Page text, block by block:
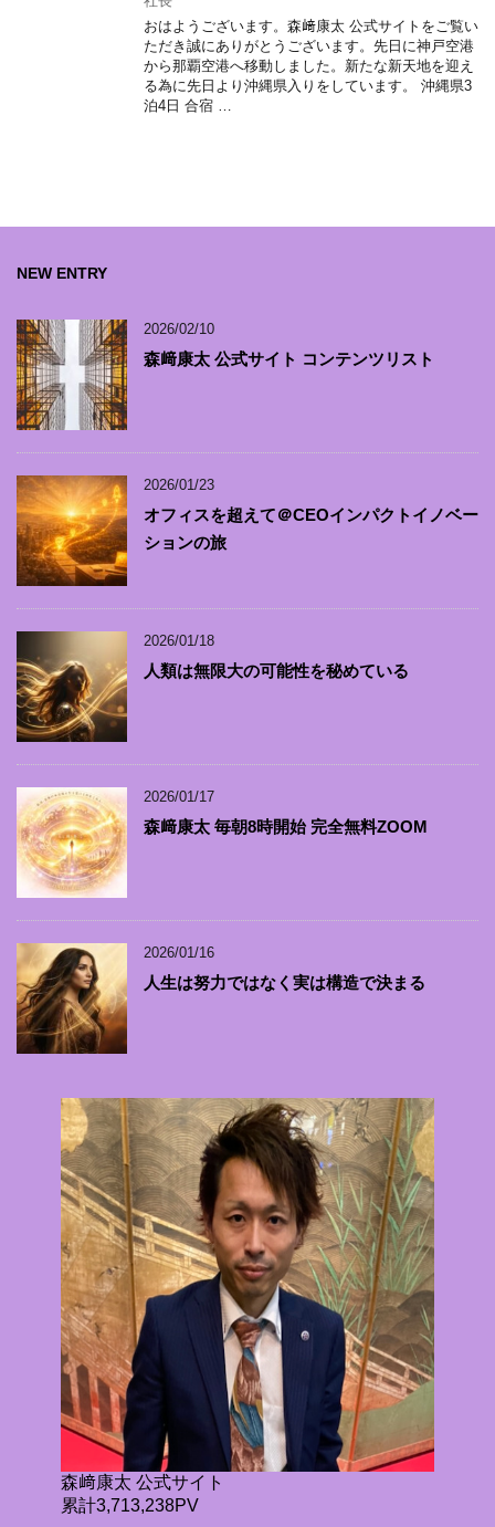
おはようございます。森﨑康太 公式サイトをご覧い
ただき誠にありがとうございます。先日に神戸空港
から那覇空港へ移動しました。新たな新天地を迎え
る為に先日より沖縄県入りをしています。 沖縄県3
泊4日 合宿 …
NEW ENTRY
2026/02/10
森﨑康太 公式サイト コンテンツリスト
2026/01/23
オフィスを超えて＠CEOインパクトイノベー
ションの旅
2026/01/18
人類は無限大の可能性を秘めている
2026/01/17
森﨑康太 毎朝8時開始 完全無料ZOOM
2026/01/16
人生は努力ではなく実は構造で決まる
森﨑康太 公式サイト
累計3,713,238PV